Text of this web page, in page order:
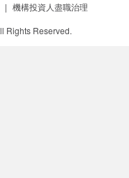
| 機構投資人盡職治理
Rights Reserved.